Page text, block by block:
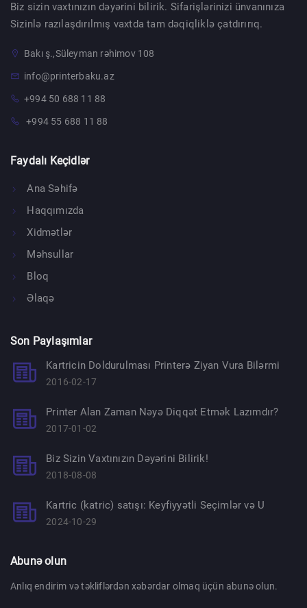
Biz sizin vaxtınızın dəyərini bilirik. Sifarişlərinizi ünvanınıza
Sizinlə razılaşdırılmış vaxtda tam dəqiqliklə çatdırırıq.
Bakı ş.,Süleyman rəhimov 108
info@printerbaku.az
+994 50 688 11 88
+994 55 688 11 88
Faydalı Keçidlər
Ana Səhifə
Haqqımızda
Xidmətlər
Məhsullar
Bloq
Əlaqə
Son Paylaşımlar
Kartricin Doldurulması Printerə Ziyan Vura Bilərmi
2016-02-17
Printer Alan Zaman Nəyə Diqqət Etmək Lazımdır?
2017-01-02
Biz Sizin Vaxtınızın Dəyərini Bilirik!
2018-08-08
Kartric (katric) satışı: Keyfiyyətli Seçimlər və U
2024-10-29
Abunə olun
Anlıq endirim və təkliflərdən xəbərdar olmaq üçün abunə olun.